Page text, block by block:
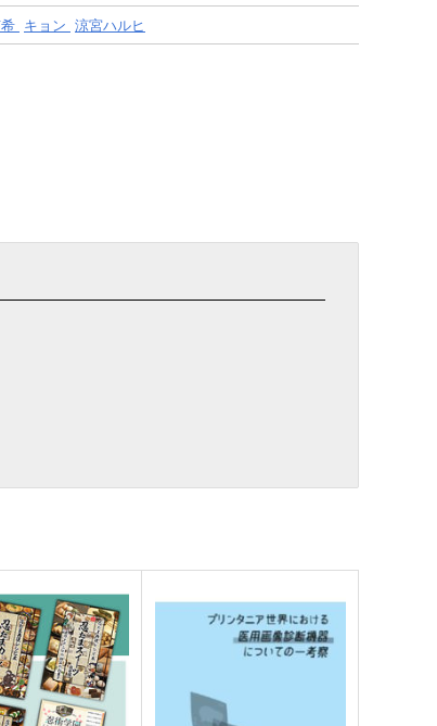
キョン 涼宮ハルヒ